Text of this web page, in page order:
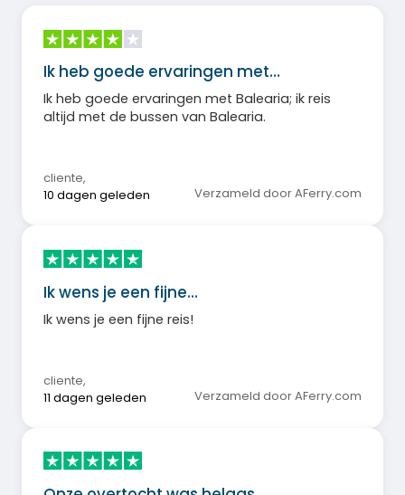
Ik heb goede ervaringen met…
Ik heb goede ervaringen met Balearia; ik reis
altijd met de bussen van Balearia.
cliente,
10 dagen geleden
Verzameld door AFerry.com
Ik wens je een fijne…
Ik wens je een fijne reis!
cliente,
11 dagen geleden
Verzameld door AFerry.com